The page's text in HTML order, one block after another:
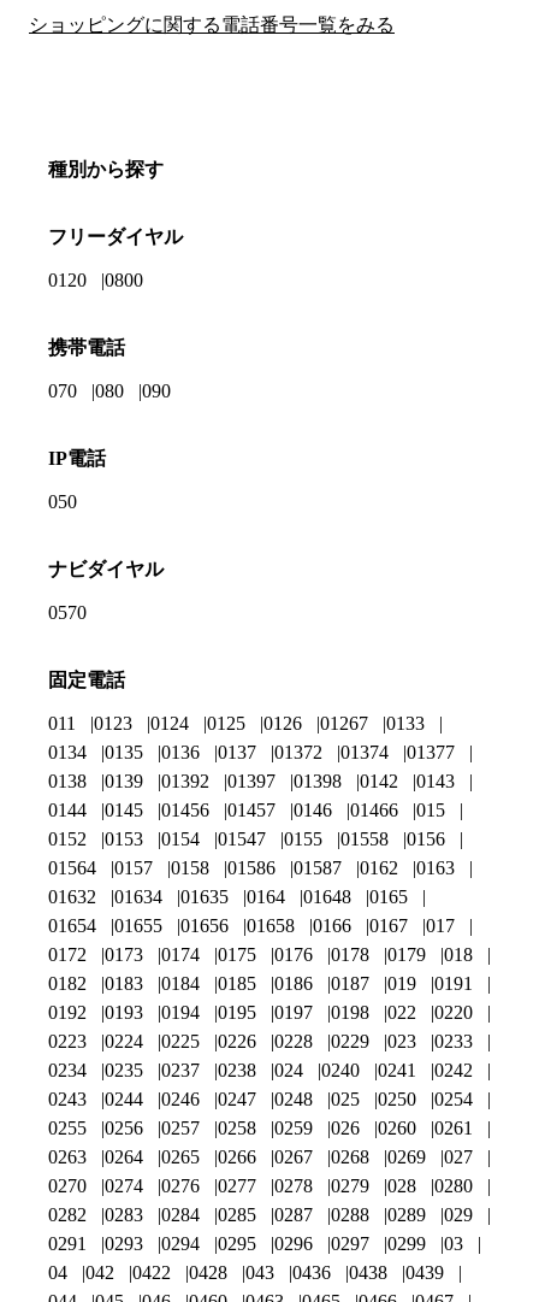
ショッピングに関する電話番号一覧をみる
種別から探す
フリーダイヤル
0120 0800
携帯電話
070 080 090
IP電話
050
ナビダイヤル
0570
固定電話
011 0123 0124 0125 0126 01267
0133
0134
0135 0136 0137 01372 01374
01377
0138
0139 01392 01397 01398 0142
0143
0144
0145 01456 01457 0146 01466
015
0152
0153 0154 01547 0155 01558
0156
01564
0157 0158 01586 01587 0162
0163
01632
01634 01635 0164 01648
0165
01654
01655 01656 01658 0166 0167
017
0172
0173 0174 0175 0176 0178 0179
018
0182
0183 0184 0185 0186 0187 019
0191
0192
0193 0194 0195 0197 0198 022
0220
0223
0224 0225 0226 0228 0229 023
0233
0234
0235 0237 0238 024 0240 0241
0242
0243
0244 0246 0247 0248 025 0250
0254
0255
0256 0257 0258 0259 026 0260
0261
0263
0264 0265 0266 0267 0268 0269
027
0270
0274 0276 0277 0278 0279 028
0280
0282
0283 0284 0285 0287 0288 0289
029
0291
0293 0294 0295 0296 0297 0299
03
04
042 0422 0428 043 0436 0438
0439